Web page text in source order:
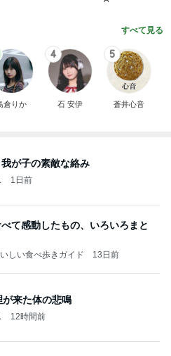
すべて見る
倉りか
4
石 安伊
5
蒼井心音
が子の素敵な絡み
1日前
て感動したもの、いろいろまと
しい食べ歩きガイド 13日前
来た体の悲鳴
12時間前